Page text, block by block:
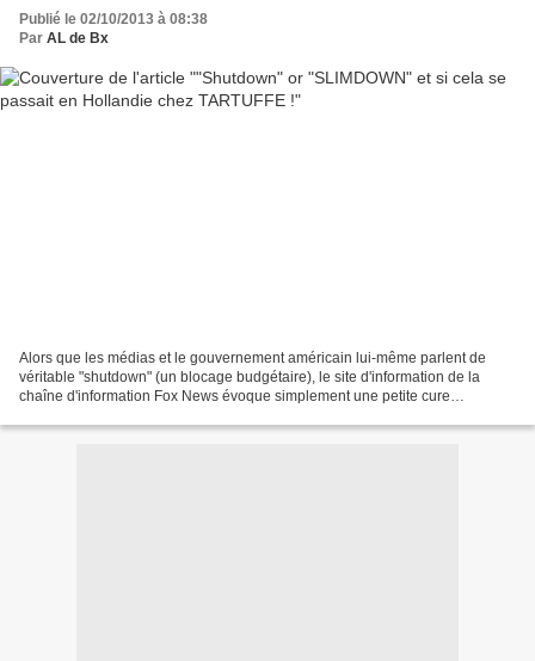
Publié le 02/10/2013 à 08:38
Par AL de Bx
Alors que les médias et le gouvernement américain lui-même parlent de
véritable "shutdown" (un blocage budgétaire), le site d'information de la
chaîne d'information Fox News évoque simplement une petite cure